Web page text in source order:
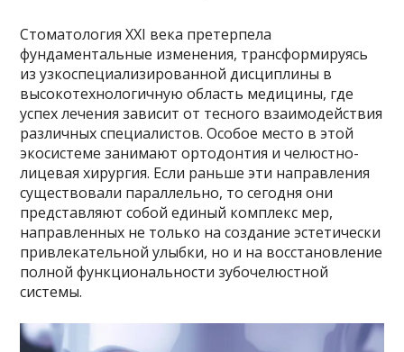
Стоматология XXI века претерпела
фундаментальные изменения, трансформируясь
из узкоспециализированной дисциплины в
высокотехнологичную область медицины, где
успех лечения зависит от тесного взаимодействия
различных специалистов. Особое место в этой
экосистеме занимают ортодонтия и челюстно-
лицевая хирургия. Если раньше эти направления
существовали параллельно, то сегодня они
представляют собой единый комплекс мер,
направленных не только на создание эстетически
привлекательной улыбки, но и на восстановление
полной функциональности зубочелюстной
системы.